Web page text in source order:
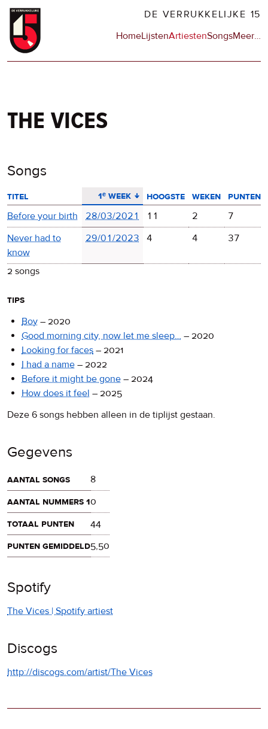
Overslaan
naar
DE VERRUKKELIJKE 15
Hoofdnavigatie
HomeLijstenArtiestenSongsMeerop
…
the vices
Songs
titel 1ᵉ week
aflopend sorteren hoogste weken
punten
Before your birth
28/03/2021 11 2
7
Never had to
know
29/01/2023 4 4 37
2 songs
tips
Boy – 2020
Good morning city, now let me sleep… – 2020
Looking for faces – 2021
I had a name – 2022
Before it might be gone – 2024
How does it feel – 2025
Deze 6 songs hebben alleen in de tiplijst gestaan.
Gegevens
aantal songs
8
aantal nummers 10
totaal punten
44
punten gemiddeld5,50
Spotify
The Vices | Spotify artiest
Discogs
http://discogs.com/artist/The Vices